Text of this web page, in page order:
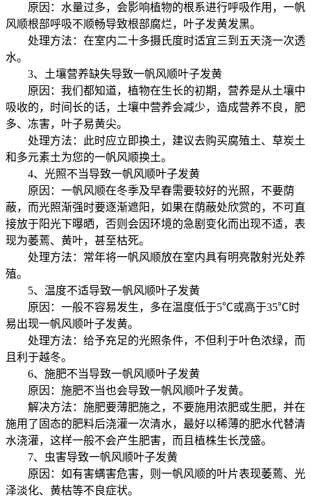
原因：水量过多，会影响植物的根系进行呼吸作用，一帆
风顺根部呼吸不顺畅导致根部腐烂，叶子发黄发黑。
处理方法：在室内二十多摄氏度时适宜三到五天浇一次透
水。
3、土壤营养缺失导致一帆风顺叶子发黄
原因：我们都知道，植物在生长的初期，营养是从土壤中
吸收的，时间长的话，土壤中营养会减少，造成营养不良，肥
多、冻害，叶子易黄尖。
处理方法：此时应立即换土，建议去购买腐殖土、草炭土
和多元素土为您的一帆风顺换土。
4、光照不当导致一帆风顺叶子发黄
原因：一帆风顺在冬季及早春需要较好的光照，不要荫
蔽，而光照渐强时要逐渐遮阳，如果在荫蔽处欣赏的，不可直
接放于阳光下曝晒，否则会因环境的急剧变化而出现不适，表
现为萎蔫、黄叶，甚至枯死。
处理方法：常年将一帆风顺放在室内具有明亮散射光处养
殖。
5、温度不适导致一帆风顺叶子发黄
原因：一般不容易发生，多在温度低于5℃或高于35℃时
易出现一帆风顺叶子发黄。
处理方法：给予充足的光照条件，不但利于叶色浓绿，而
且利于越冬。
6、施肥不当导致一帆风顺叶子发黄
原因：施肥不当也会导致一帆风顺叶子发黄。
解决方法：施肥要薄肥施之，不要施用浓肥或生肥，并在
施用了固态的肥料后浇灌一次清水，最好以稀薄的肥水代替清
水浇灌，这样一般不会产生肥害，而且植株生长茂盛。
7、虫害导致一帆风顺叶子发黄
原因：如有害螨害危害，则一帆风顺的叶片表现萎蔫、光
泽淡化、黄枯等不良症状。